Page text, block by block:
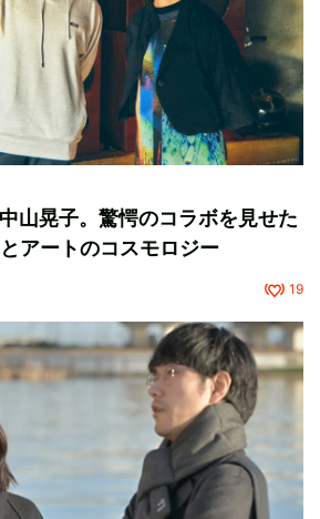
山晃子。驚愕のコラボを見せた
アートのコスモロジー
19